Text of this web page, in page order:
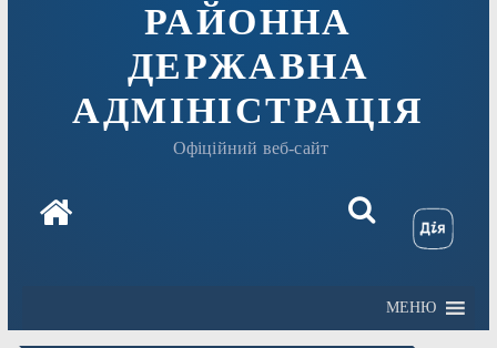
РАЙОННА
ДЕРЖАВНА
АДМІНІСТРАЦІЯ
Офіційний веб-сайт
МЕНЮ